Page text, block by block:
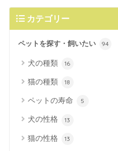
カテゴリー
ペットを探す・飼いたい 94
犬の種類 16
猫の種類 18
ペットの寿命 5
犬の性格 13
猫の性格 13